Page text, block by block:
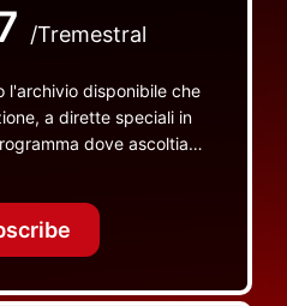
/Tremestral
l'archivio disponibile che
a dirette speciali in
dove ascoltiamo
nessuna altra parte